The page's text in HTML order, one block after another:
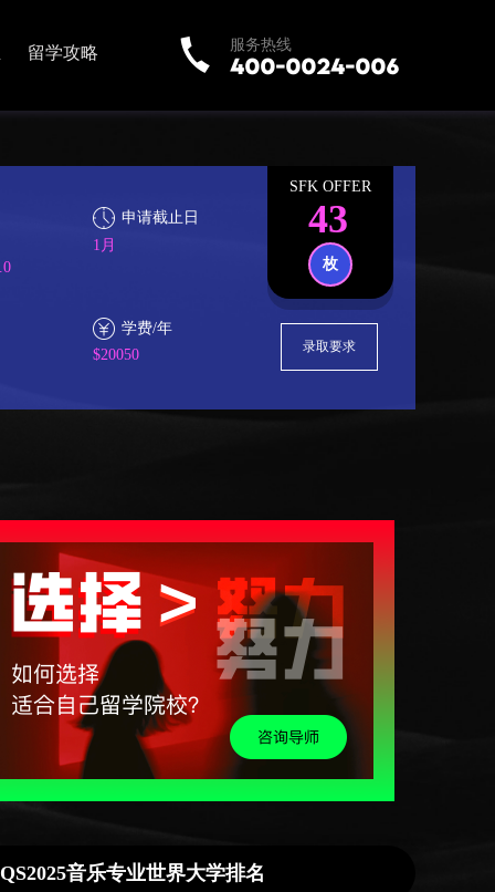
留学攻略 服务热线
申请截止日
1月
学费/年
$20050
录取要求
SFK OFFER
43
枚
QS2025音乐专业世界大学排名